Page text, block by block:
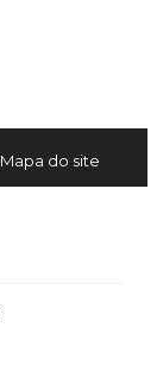
Mapa do site